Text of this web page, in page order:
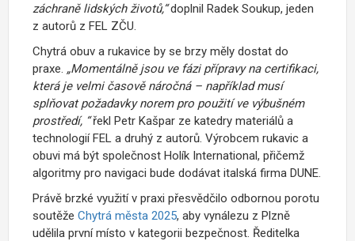
záchraně lidských životů,“doplnil Radek Soukup, jeden
z autorů z FEL ZČU.
Chytrá obuv a rukavice by se brzy měly dostat do
praxe. „Momentálně jsou ve fázi přípravy na certifikaci,
která je velmi časově náročná – například musí
splňovat požadavky norem pro použití ve výbušném
prostředí, “řekl Petr Kašpar ze katedry materiálů a
technologií FEL a druhý z autorů. Výrobcem rukavic a
obuvi má být společnost Holík International, přičemž
algoritmy pro navigaci bude dodávat italská firma DUNE.
Právě brzké využití v praxi přesvědčilo odbornou porotu
soutěže Chytrá města 2025, aby vynálezu z Plzně
udělila první místo v kategorii bezpečnost. Ředitelka